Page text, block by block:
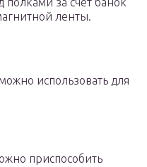
ленты.
использовать для
приспособить